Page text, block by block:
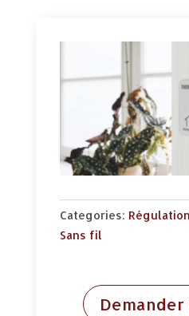
Categories:
Sans fil